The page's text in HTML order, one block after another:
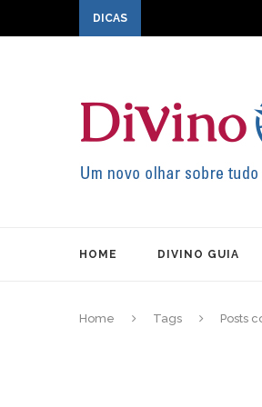
DICAS
HOME DIVINO GUIA
Home Tags Posts